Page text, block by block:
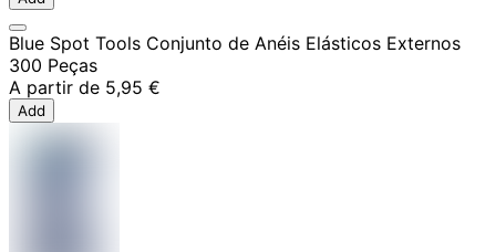
Blue Spot Tools Conjunto de Anéis Elásticos Externos
300 Peças
A partir de 5,95 €
Add